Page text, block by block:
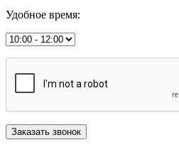
Удобное время: